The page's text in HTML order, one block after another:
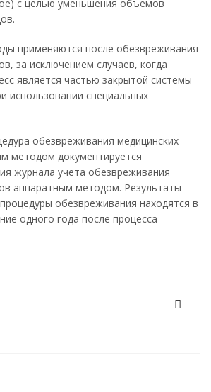
с целью уменьшения объемов
применяются после обезвреживания
за исключением случаев, когда
является частью закрытой системы
использовании специальных
обезвреживания медицинских
методом документируется
журнала учета обезвреживания
аппаратным методом. Результаты
обезвреживания находятся в
одного года после процесса